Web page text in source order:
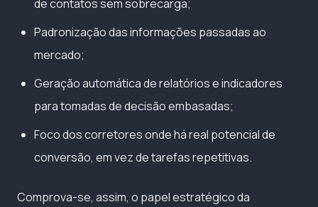
de contatos sem sobrecarga;
Padronização das informações passadas ao
mercado;
Geração automática de relatórios e indicadores
para tomadas de decisão embasadas;
Foco dos corretores onde há real potencial de
conversão, em vez de tarefas repetitivas.
Comprova-se, assim, o papel estratégico da